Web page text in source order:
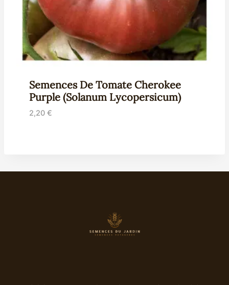
Semences De Tomate Cherokee
Purple (Solanum Lycopersicum)
2,20 €